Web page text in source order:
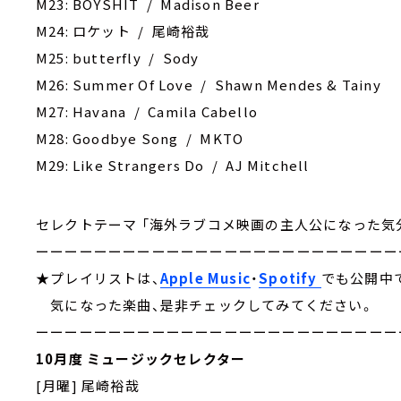
M24: ロケット / 尾崎裕哉
M25: butterfly / Sody
M26: Summer Of Love / Shawn Mendes & Tainy
M27: Havana / Camila Cabello
M28: Goodbye Song / MKTO
M29: Like Strangers Do / AJ Mitchell
セレクトテーマ 「海外ラブコメ映画の主人公になった気
ーーーーーーーーーーーーーーーーーーーーーーーーー
★プレイリストは、 Apple Music・Spotify でも公開中
気になった楽曲、是非チェックしてみてください。
ーーーーーーーーーーーーーーーーーーーーーーーーー
10月度 ミュージックセレクター
[月曜] 尾崎裕哉